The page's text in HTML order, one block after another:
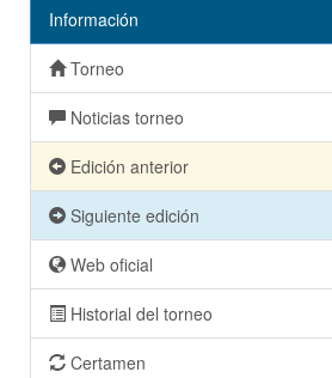
Información
Torneo
Noticias torneo
Edición anterior
Siguiente edición
Web oficial
Historial del torneo
Certamen